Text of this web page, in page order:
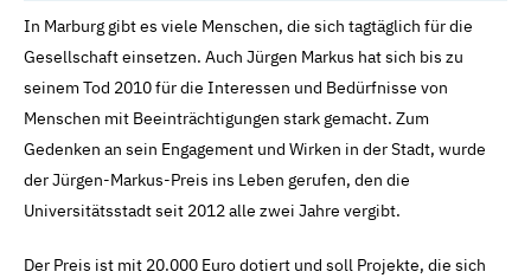
In Marburg gibt es viele Menschen, die sich tagtäglich für die
Gesellschaft einsetzen. Auch Jürgen Markus hat sich bis zu
seinem Tod 2010 für die Interessen und Bedürfnisse von
Menschen mit Beeinträchtigungen stark gemacht. Zum
Gedenken an sein Engagement und Wirken in der Stadt, wurde
der Jürgen-Markus-Preis ins Leben gerufen, den die
Universitätsstadt seit 2012 alle zwei Jahre vergibt.
Der Preis ist mit 20.000 Euro dotiert und soll Projekte, die sich